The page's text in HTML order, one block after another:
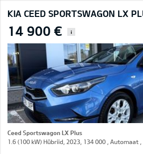
KIA CEED SPORTSWAGON LX
14 900 € i
Ceed Sportswagon LX Plus
1.6 (100 kW) Hübriid, 2023, 134 000 , Automaat ,